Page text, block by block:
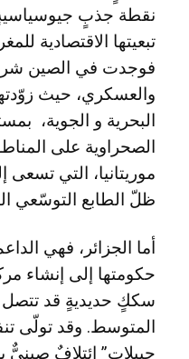
نقطة جذبٍ جيوسياسيةٍ
تبعيتها الاقتصادية
فوجدت في الصين
والعسكري، حيث
البحرية و الجوية،
الصحراوية على
موريتانيا، التي
ظلّ الطابع التوسّعي
أما الجزائر، فهي
حكومتها إلى إنشاء
سككٍ حديديةٍ قد تتصل
المتوسط. وقد تولّى